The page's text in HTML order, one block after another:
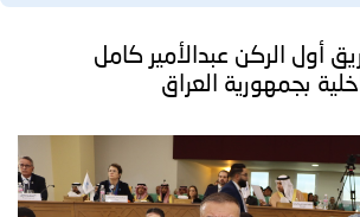
كامل